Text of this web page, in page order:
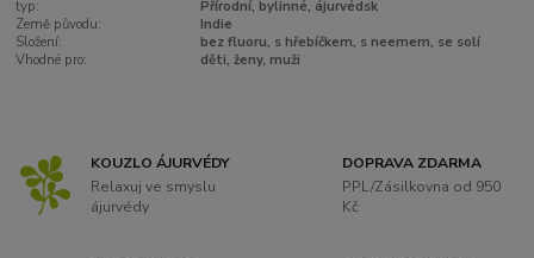
typ:
Přírodní, bylinné, ájurvédsk
Země původu:
Indie
Složení:
bez fluoru, s hřebíčkem, s neemem, se solí
Vhodné pro:
děti, ženy, muži
KOUZLO ÁJURVÉDY
Relaxuj ve smyslu
ájurvédy
DOPRAVA ZDARMA
PPL/Zásilkovna od 950
Kč